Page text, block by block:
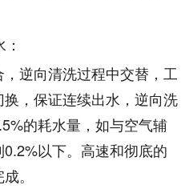
逆向清洗过程中交替，工
，保证连续出水，逆向洗
的耗水量，如与空气辅
以下。高速和彻底的
。